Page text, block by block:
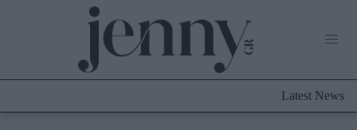
Culture
Latest News